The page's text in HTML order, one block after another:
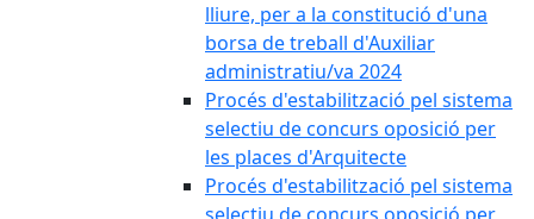
lliure, per a la constitució d'una
borsa de treball d'Auxiliar
administratiu/va 2024
Procés d'estabilització pel sistema
selectiu de concurs oposició per
les places d'Arquitecte
Procés d'estabilització pel sistema